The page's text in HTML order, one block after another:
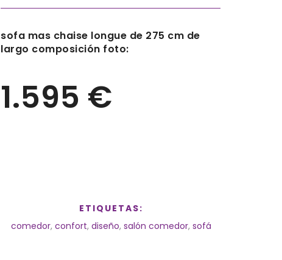
sofa mas chaise longue de 275 cm de
largo composición foto:
1.595 €
ETIQUETAS:
comedor, confort, diseño, salón comedor, sofá